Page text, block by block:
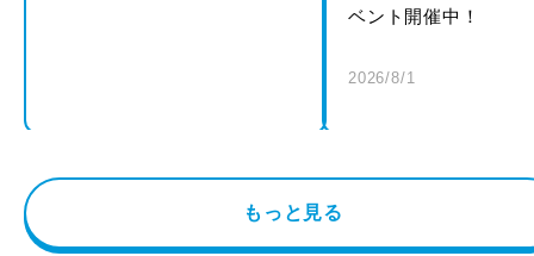
ベント開催中！
2026/8/1
もっと見る